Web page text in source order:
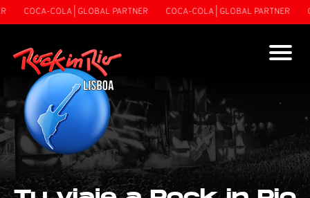
COLA | GLOBAL PARTNER COCA-COLA | GLOBAL PARTNER COCA-